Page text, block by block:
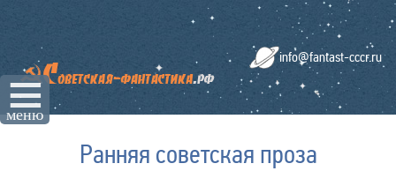
☰
меню
info@fantast-cccr.ru
Ранняя советская проза